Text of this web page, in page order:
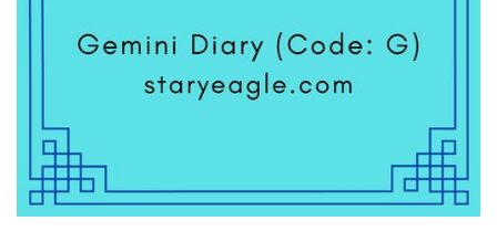
國
響
力」